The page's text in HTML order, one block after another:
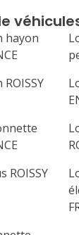
hayon
ROISSY